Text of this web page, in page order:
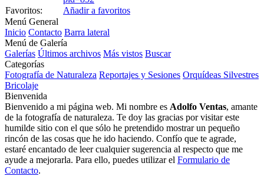
Favoritos:
Añadir a favoritos
Menú General
Inicio Contacto Barra lateral
Menú de Galería
Galerías Últimos archivos Más vistos Buscar
Categorías
Fotografía de Naturaleza Reportajes y Sesiones Orquídeas Silvestres
Bricolaje
Bienvenida
Bienvenido a mi página web. Mi nombre es Adolfo Ventas, amante
de la fotografía de naturaleza. Te doy las gracias por visitar este
humilde sitio con el que sólo he pretendido mostrar un pequeño
rincón de las cosas que he ido haciendo. Confío que te agrade,
estaré encantado de leer cualquier sugerencia al respecto que me
ayude a mejorarla. Para ello, puedes utilizar el Formulario de
Contacto.